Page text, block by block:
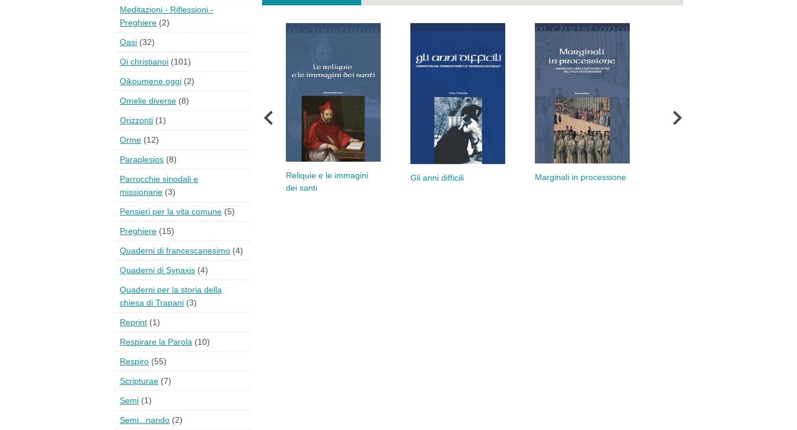
Reliquie e le immagini
dei santi
Gli anni difficili
Marginali in processione
Meditazioni - Riflessioni -
Preghiere (2)
Oasi (32)
Oi christianoi (101)
Oikoumene oggi (2)
Omelie diverse (8)
Orizzonti (1)
Orme (12)
Paraplesios (8)
Parrocchie sinodali e
missionarie (3)
Pensieri per la vita comune (5)
Preghiere (15)
Quaderni di francescanesimo (4)
Quaderni di Synaxis (4)
Quaderni per la storia della
chiesa di Trapani (3)
Reprint (1)
Respirare la Parola (10)
Respiro (55)
Scripturae (7)
Semi (1)
Semi...nando (2)